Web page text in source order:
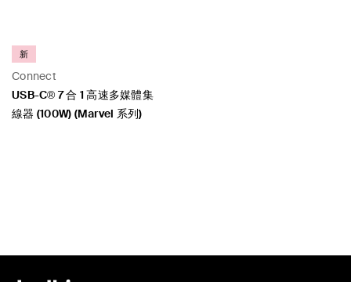
Connect
新
USB-C® 7 合 1 高速多媒體集
線器 (100W) (Marvel 系列)